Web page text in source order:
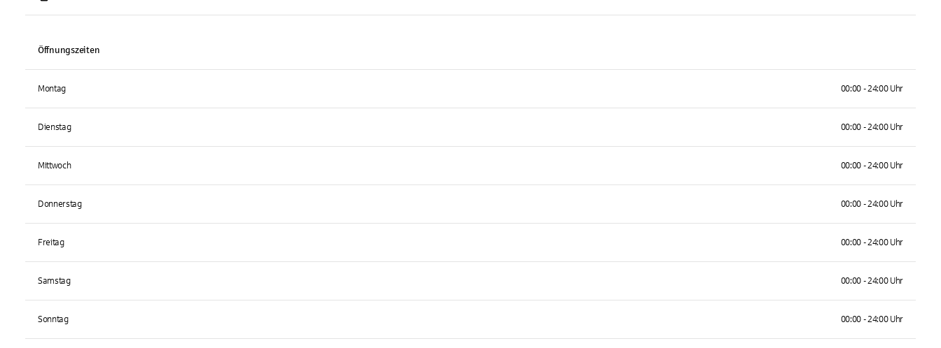
Öffnungszeiten
Montag 00:00 - 24:00 Uhr
Dienstag 00:00 - 24:00 Uhr
Mittwoch 00:00 - 24:00 Uhr
Donnerstag 00:00 - 24:00 Uhr
Freitag 00:00 - 24:00 Uhr
Samstag 00:00 - 24:00 Uhr
Sonntag 00:00 - 24:00 Uhr